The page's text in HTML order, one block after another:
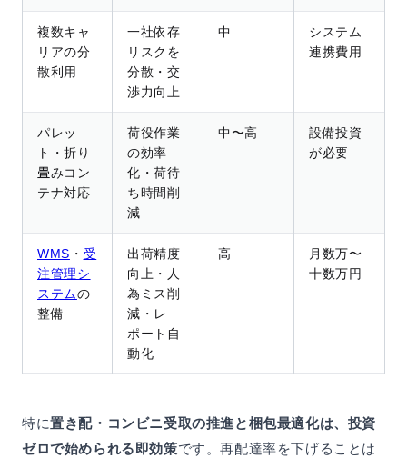
複数キャ
リアの分
散利用
一社依存
リスクを
分散・交
渉力向上
中
システム
連携費用
パレッ
ト・折り
畳みコン
テナ対応
荷役作業
の効率
化・荷待
ち時間削
減
中〜高
設備投資
が必要
WMS ・ 受
注管理シ
ステムの
整備
出荷精度
向上・人
為ミス削
減・レ
ポート自
動化
高
月数万〜
十数万円
特に置き配・コンビニ受取の推進と梱包最適化は、投資
ゼロで始められる即効策です。再配達率を下げることは